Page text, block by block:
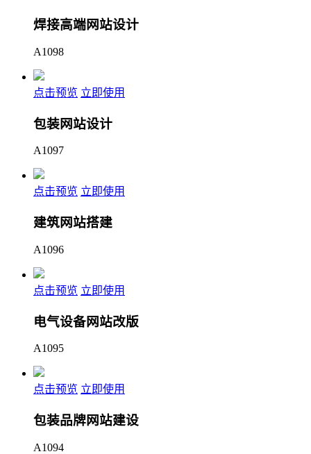
焊接高端网站设计
A1098
点击预览 立即使用
包装网站设计
A1097
点击预览 立即使用
建筑网站搭建
A1096
点击预览 立即使用
电气设备网站改版
A1095
点击预览 立即使用
包装品牌网站建设
A1094